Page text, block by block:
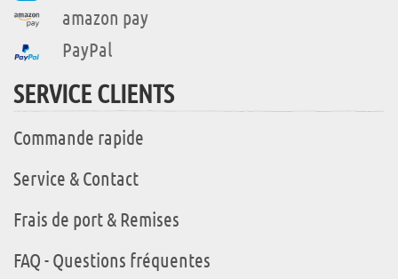
amazon pay
PayPal
SERVICE CLIENTS
Commande rapide
Service & Contact
Frais de port & Remises
FAQ - Questions fréquentes